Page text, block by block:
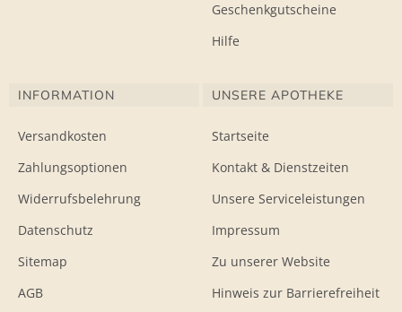
Geschenkgutscheine
Hilfe
INFORMATION
Versandkosten
Zahlungsoptionen
Widerrufsbelehrung
Datenschutz
Sitemap
AGB
UNSERE APOTHEKE
Startseite
Kontakt & Dienstzeiten
Unsere Serviceleistungen
Impressum
Zu unserer Website
Hinweis zur Barrierefreiheit